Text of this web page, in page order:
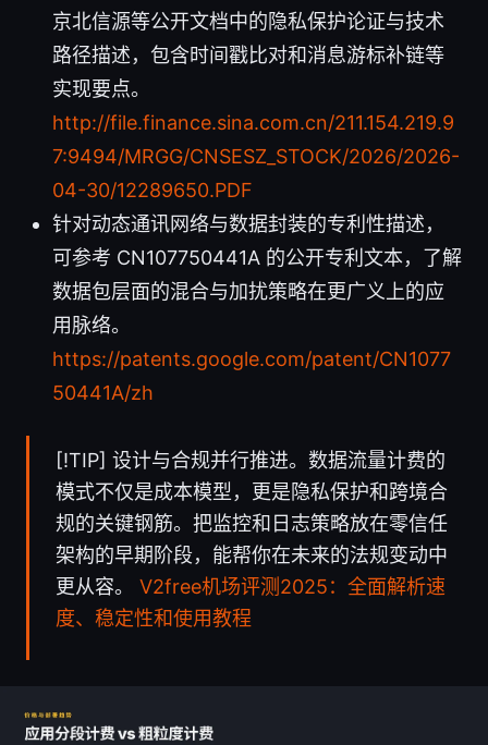
京北信源等公开文档中的隐私保护论证与技术
路径描述，包含时间戳比对和消息游标补链等
实现要点。
http://file.finance.sina.com.cn/211.154.219.9
7:9494/MRGG/CNSESZ_STOCK/2026/2026-
04-30/12289650.PDF
针对动态通讯网络与数据封装的专利性描述，
可参考 CN107750441A 的公开专利文本，了解
数据包层面的混合与加扰策略在更广义上的应
用脉络。
https://patents.google.com/patent/CN1077
50441A/zh
[!TIP] 设计与合规并行推进。数据流量计费的
模式不仅是成本模型，更是隐私保护和跨境合
规的关键钢筋。把监控和日志策略放在零信任
架构的早期阶段，能帮你在未来的法规变动中
更从容。 V2free机场评测2025：全面解析速
度、稳定性和使用教程